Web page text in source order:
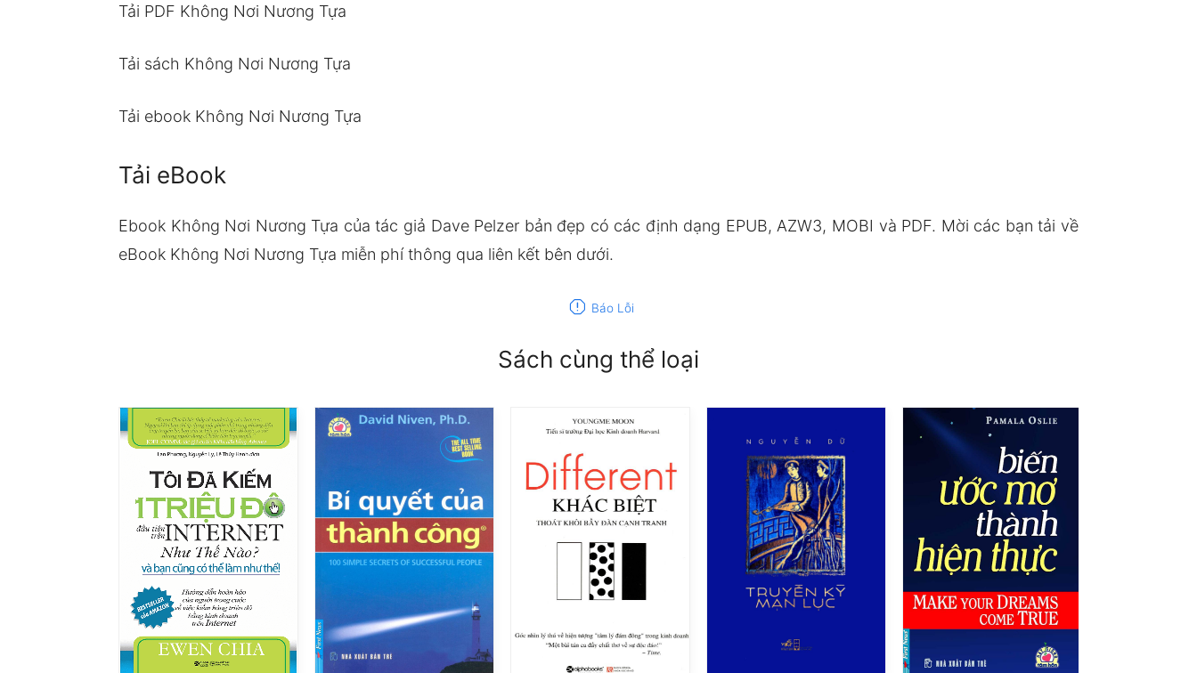
Tải PDF Không Nơi Nương Tựa
Tải sách Không Nơi Nương Tựa
Tải ebook Không Nơi Nương Tựa
Tải eBook
Ebook Không Nơi Nương Tựa của tác giả Dave Pelzer bản đẹp có các định dạng EPUB, AZW3, MOBI và PDF. Mời các bạn tải về
eBook Không Nơi Nương Tựa miễn phí thông qua liên kết bên dưới.
report Báo Lỗi
Sách cùng thể loại